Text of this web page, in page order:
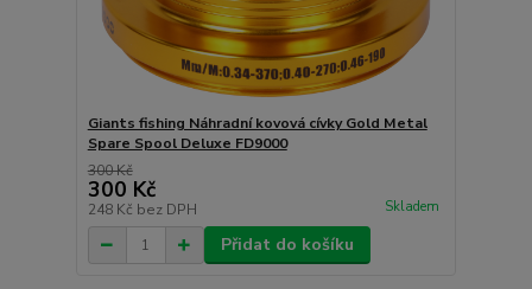
Giants fishing Náhradní kovová cívky Gold Metal
Spare Spool Deluxe FD9000
300 Kč
300 Kč
248 Kč bez DPH Skladem
Přidat do košíku